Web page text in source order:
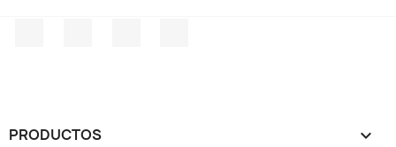
PRODUCTOS 